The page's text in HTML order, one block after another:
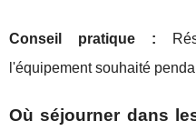
Conseil pratique :
l'équipement souhaité
Où séjourner dans